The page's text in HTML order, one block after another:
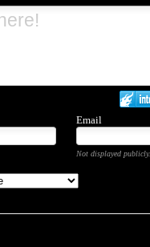
Email
Not displayed